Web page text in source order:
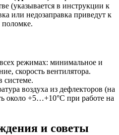
(указывается в инструкции к
или недозаправка приведут к
поломке.
режимах: минимальное и
скорость вентилятора.
системе.
воздуха из дефлекторов (на
около +5…+10°C при работе на
и советы